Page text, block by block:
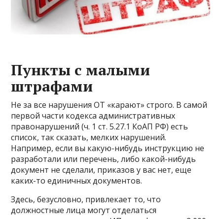
Пункты с малыми
штрафами
Не за все нарушения ОТ «карают» строго. В самой
первой части кодекса административных
правонарушений (ч. 1 ст. 5.27.1 КоАП РФ) есть
список, так сказать, мелких нарушений.
Например, если вы какую-нибудь инструкцию не
разработали или перечень, либо какой-нибудь
документ не сделали, приказов у вас нет, еще
каких-то единичных документов.
Здесь, безусловно, привлекает то, что
должностные лица могут отделаться